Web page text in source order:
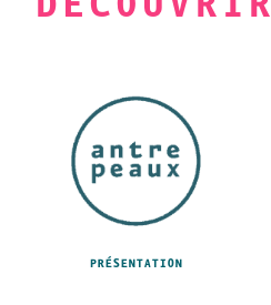
DÉCOUVRIR
PRÉSENTATION